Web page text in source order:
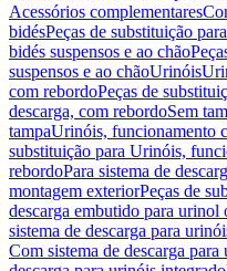
Acessórios complementares
bidésPeças de substituição
bidés suspensos e ao chão
suspensos e ao chãoUrinóis
com rebordoPeças de
descarga, com rebordoSem
tampaUrinóis, funcionamento
substituição para Urinóis,
rebordoPara sistema de
montagem exteriorPeças de
descarga embutido para
sistema de descarga para
Com sistema de descarga